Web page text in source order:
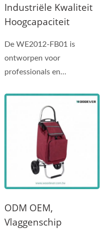
Industriële Kwaliteit
Hoogcapaciteit
Winkelwagentje
Multifunctionele
Opvouwbare Trolley
Opslagdoos
Draagbare
Winkelwagentje |
Draagbare
Winkelwagentje.
De WE2012-FB01 is
ontworpen voor
professionals en
duurzaamheid...
ODM OEM,
Vlaggenschip